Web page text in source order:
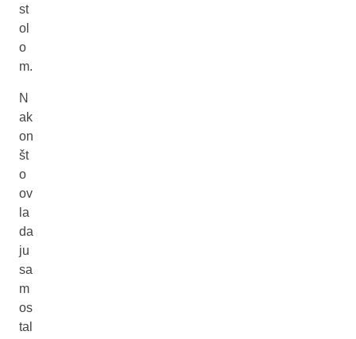
st
ol
o
m.
N
ak
on
št
o
ov
la
da
ju
sa
m
os
tal